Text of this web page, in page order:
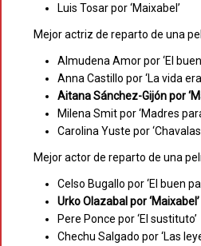
Luis Tosar por ‘Maixabel’
Mejor actriz de reparto de una
Almudena Amor por ‘El
Anna Castillo por ‘La vida era
Aitana Sánchez-Gijón por
Milena Smit por ‘Madres
Carolina Yuste por
Mejor actor de reparto de una
Celso Bugallo por ‘El buen
Urko Olazabal por ‘Maixabel’
Pere Ponce por ‘El sustituto’
Chechu Salgado por ‘Las